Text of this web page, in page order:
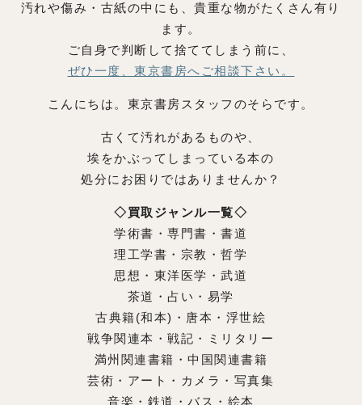
汚れや傷み・古紙の中にも、貴重な物がたくさん有り
ます。
ご自身で判断して捨ててしまう前に、
ぜひ一度、東京書房へご相談下さい。
こんにちは。東京書房スタッフのそらです。
古くて汚れがあるものや、
埃をかぶってしまっている本の
処分にお困りではありませんか？
◇買取ジャンル一覧◇
学術書・専門書・書道
理工学書・宗教・哲学
思想・東洋医学・武道
茶道・占い・易学
古典籍(和本)・唐本・浮世絵
戦争関連本・戦記・ミリタリー
満州関連書籍・中国関連書籍
芸術・アート・カメラ・写真集
音楽・鉄道・バス・絵本